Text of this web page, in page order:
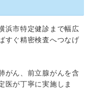
浜市特定健診まで幅広
すぐ精密検査へつなげ
がん、前立腺がんを含
医が丁寧に実施しま